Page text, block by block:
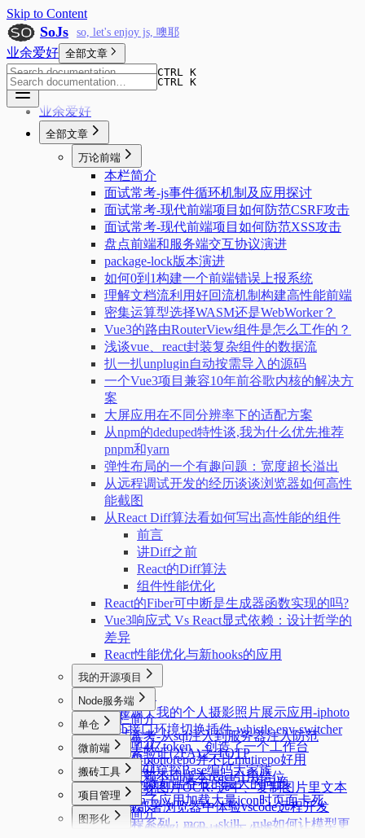
Skip to Content
SoJs so, let's enjoy js, 噢耶
业余爱好 全部文章
CTRL K
CTRL K
业余爱好
全部文章
万论前端
本栏简介
面试常考-js事件循环机制及应用探讨
面试常考-现代前端项目如何防范CSRF攻击
面试常考-现代前端项目如何防范XSS攻击
盘点前端和服务端交互协议演进
package-lock版本演进
如何0到1构建一个前端错误上报系统
理解文档流利用好回流机制构建高性能前端
密集运算型选择WASM还是WebWorker？
Vue3的路由RouterView组件是怎么工作的？
浅谈vue、react封装复杂组件的数据流
扒一扒unplugin自动按需导入的源码
一个Vue3项目兼容10年前谷歌内核的解决方
案
大屏应用在不同分辨率下的适配方案
从npm的deduped特性谈,我为什么优先推荐
pnpm和yarn
弹性布局的一个有趣问题：宽度超长溢出
从远程调试开发的经历谈谈浏览器如何高性
能截图
从React Diff算法看如何写出高性能的组件
前言
讲Diff之前
React的Diff算法
组件性能优化
React的Fiber可中断是生成器函数实现的吗?
Vue3响应式 Vs React显式依赖：设计哲学的
差异
React性能优化与新hooks的应用
我的开源项目
本栏简介
我开源了我的个人摄影照片展示应用-iphoto
Web接口环境切换插件-whistle.env-switcher
我烧了4亿token，创造了一个工作台
Node服务端
本栏简介
面试常考-从sql注入到服务器注入防范
双因素验证(2FA)之:TOTP
从Base64窥探Base编码大家族
前端实现图片OCR: 选中、复制图片里文本
单仓
本栏简介
有时候monorepo并不比mutirepo好用
单仓依赖不同版本react引用错位
微前端
本栏简介
qiankun微前端存在的最大的问题
qiankun子应用加载大量icon时页面卡死
搬砖工具
本栏简介
3分钟部署浏览器中体验vscode远程开发
AI编程系列：mcp、skill、rule如何让模型更
项目管理
本栏简介
我们开发团队的敏捷git工作流
图形化